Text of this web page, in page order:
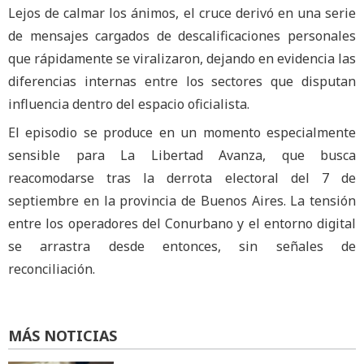
Lejos de calmar los ánimos, el cruce derivó en una serie
de mensajes cargados de descalificaciones personales
que rápidamente se viralizaron, dejando en evidencia las
diferencias internas entre los sectores que disputan
influencia dentro del espacio oficialista.
El episodio se produce en un momento especialmente
sensible para La Libertad Avanza, que busca
reacomodarse tras la derrota electoral del 7 de
septiembre en la provincia de Buenos Aires. La tensión
entre los operadores del Conurbano y el entorno digital
se arrastra desde entonces, sin señales de
reconciliación.
MÁS NOTICIAS